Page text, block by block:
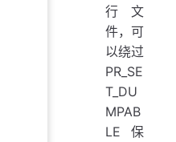
行文
件，可
以绕过
PR_SE
T_DU
MPAB
LE 保